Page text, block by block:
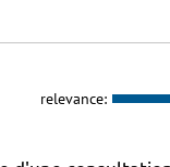
relevance: